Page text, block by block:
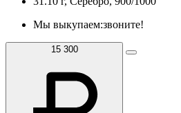
Мы выкупаем:звоните!
15 300